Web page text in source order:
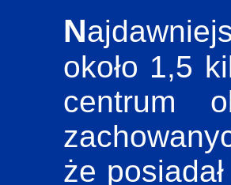
Najdawniejszy Hel położony był
około 1,5
centrum
że